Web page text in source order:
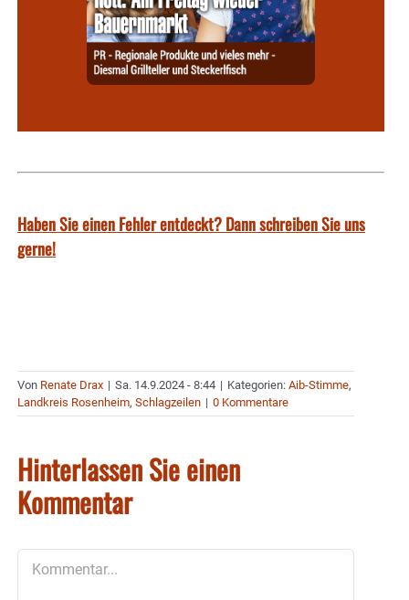
Haben Sie einen Fehler entdeckt? Dann schreiben Sie uns
gerne!
Von Renate Drax | Sa. 14.9.2024 - 8:44 | Kategorien: Aib-Stimme,
Landkreis Rosenheim, Schlagzeilen | 0 Kommentare
Hinterlassen Sie einen
Kommentar